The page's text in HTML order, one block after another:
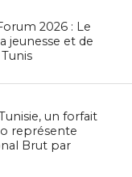
2026 : Le
jeunesse et de
un forfait
représente
Brut par